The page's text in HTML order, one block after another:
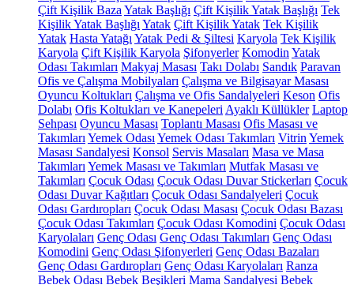
Çift Kişilik Baza Yatak Başlığı Çift Kişilik Yatak Başlığı Tek
Kişilik Yatak Başlığı Yatak Çift Kişilik Yatak Tek Kişilik
Yatak Hasta Yatağı Yatak Pedi & Şiltesi Karyola Tek Kişilik
Karyola Çift Kişilik Karyola Şifonyerler Komodin Yatak
Odası Takımları Makyaj Masası Takı Dolabı Sandık Paravan
Ofis ve Çalışma Mobilyaları Çalışma ve Bilgisayar Masası
Oyuncu Koltukları Çalışma ve Ofis Sandalyeleri Keson Ofis
Dolabı Ofis Koltukları ve Kanepeleri Ayaklı Küllükler Laptop
Sehpası Oyuncu Masası Toplantı Masası Ofis Masası ve
Takımları Yemek Odası Yemek Odası Takımları Vitrin Yemek
Masası Sandalyesi Konsol Servis Masaları Masa ve Masa
Takımları Yemek Masası ve Takımları Mutfak Masası ve
Takımları Çocuk Odası Çocuk Odası Duvar Stickerları Çocuk
Odası Duvar Kağıtları Çocuk Odası Sandalyeleri Çocuk
Odası Gardıropları Çocuk Odası Masası Çocuk Odası Bazası
Çocuk Odası Takımları Çocuk Odası Komodini Çocuk Odası
Karyolaları Genç Odası Genç Odası Takımları Genç Odası
Komodini Genç Odası Şifonyerleri Genç Odası Bazaları
Genç Odası Gardıropları Genç Odası Karyolaları Ranza
Bebek Odası Bebek Beşikleri Mama Sandalyesi Bebek